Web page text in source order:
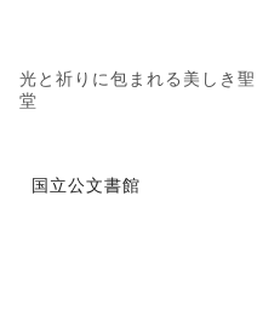
光と祈りに包まれる美しき聖
堂
国立公文書館